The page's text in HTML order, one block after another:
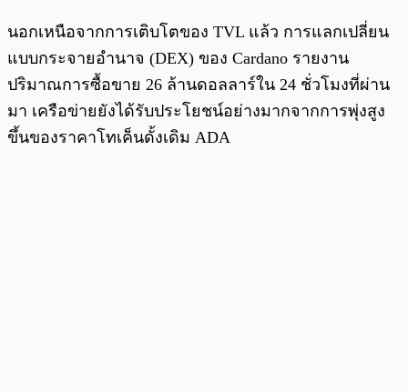
นอกเหนือจากการเติบโตของ TVL แล้ว การแลกเปลี่ยน
แบบกระจายอำนาจ (DEX) ของ Cardano รายงาน
ปริมาณการซื้อขาย 26 ล้านดอลลาร์ใน 24 ชั่วโมงที่ผ่าน
มา เครือข่ายยังได้รับประโยชน์อย่างมากจากการพุ่งสูง
ขึ้นของราคาโทเค็นดั้งเดิม ADA